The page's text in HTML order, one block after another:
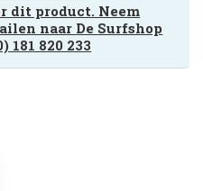
dit product. Neem
naar De Surfshop
181 820 233